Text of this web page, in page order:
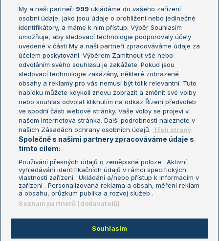
Žebříček ATP (muži)
Žebříček WTA (ženy)
Sázkařský žebříček
Australian Open
French Open
Wimbledon
US Open
Turnaj mistrů
Turnaj mistryň
Aktualní trendy
Fotbalové přestupy
Livesport Daily
LS Prague Open
Podmínky užití
Nastavení soukromí
GDPR a žurnalistika
Reklama
Kontakt
Informace o zpracování osobních
údajů
My a naši partneři 999 ukládáme do vašeho zařízení
osobní údaje, jako jsou údaje o prohlížení nebo jedinečné
identifikátory, a máme k nim přístup. Výběr Souhlasím
umožňuje, aby sledovací technologie podporovaly účely
uvedené v části My a naši partneři zpracováváme údaje za
účelem poskytování. Výběrem Zamítnout vše nebo
odvoláním svého souhlasu je zakážete. Pokud jsou
sledovací technologie zakázány, některé zobrazené
obsahy a reklamy pro vás nemusí být tolik relevantní. Tuto
nabídku můžete kdykoli znovu zobrazit a změnit své volby
nebo souhlas odvolat kliknutím na odkaz Řízení předvoleb
ve spodní části webové stránky. Vaše volby se projeví v
našem Internetová stránka. Další podrobnosti naleznete v
našich Zásadách ochrany osobních údajů. Třetí strany
Společně s našimi partnery zpracováváme údaje s
tímto cílem:
Používání přesných údajů o zeměpisné poloze . Aktivní
vyhledávání identifikačních údajů v rámci specifických
vlastností zařízení . Ukládání a/nebo přístup k informacím v
zařízení . Personalizovaná reklama a obsah, měření reklam
a obsahu, průzkum publika a rozvoj služeb .
Seznam partnerů (dodavatelů)
Souhlasím